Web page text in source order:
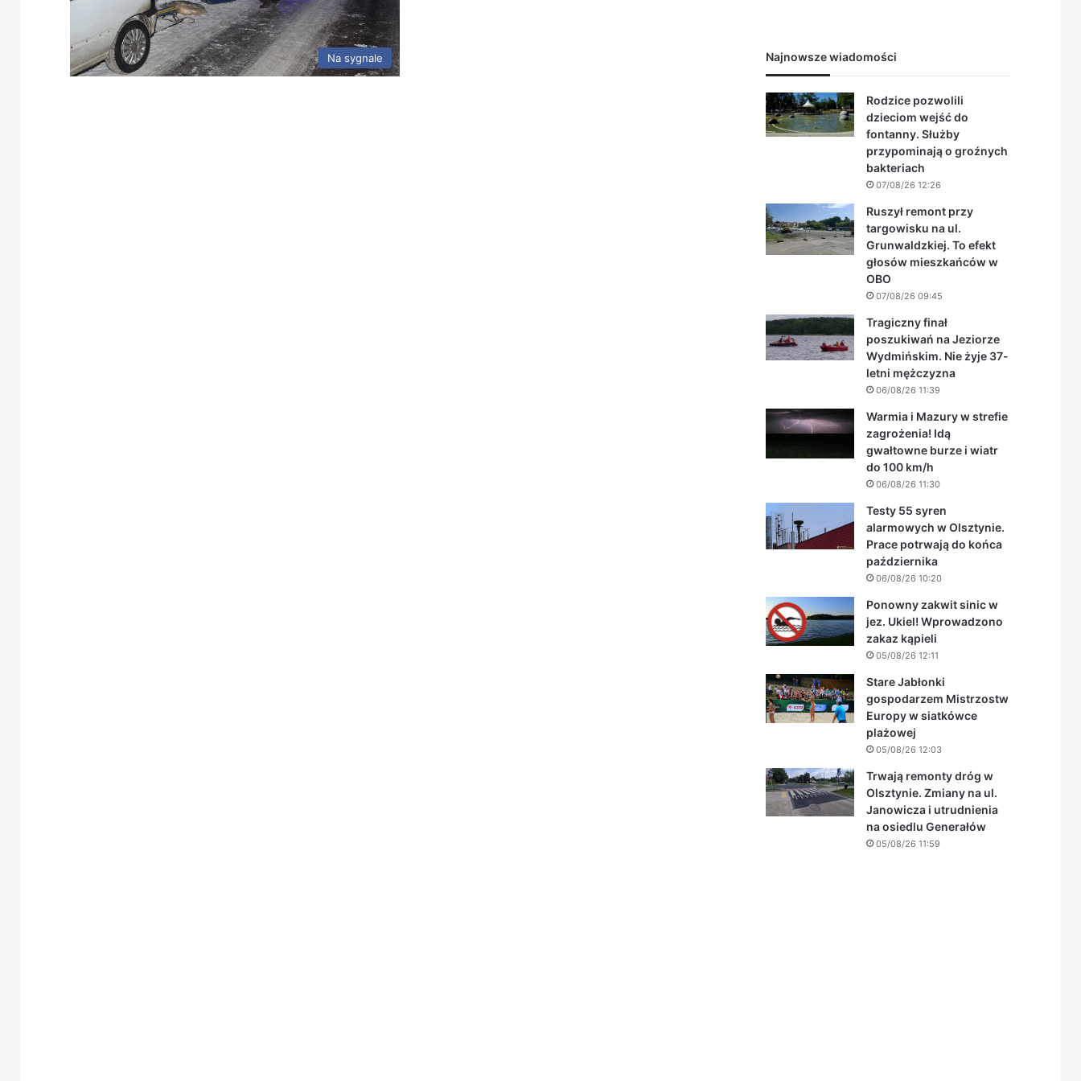
Na sygnale Najnowsze wiadomości
Rodzice pozwolili
dzieciom wejść do
fontanny. Służby
przypominają o groźnych
bakteriach
07/08/26 12:26
Ruszył remont przy
targowisku na ul.
Grunwaldzkiej. To efekt
głosów mieszkańców w
OBO
07/08/26 09:45
Tragiczny finał
poszukiwań na Jeziorze
Wydmińskim. Nie żyje 37-
letni mężczyzna
06/08/26 11:39
Warmia i Mazury w strefie
zagrożenia! Idą
gwałtowne burze i wiatr
do 100 km/h
06/08/26 11:30
Testy 55 syren
alarmowych w Olsztynie.
Prace potrwają do końca
października
06/08/26 10:20
Ponowny zakwit sinic w
jez. Ukiel! Wprowadzono
zakaz kąpieli
05/08/26 12:11
Stare Jabłonki
gospodarzem Mistrzostw
Europy w siatkówce
plażowej
05/08/26 12:03
Trwają remonty dróg w
Olsztynie. Zmiany na ul.
Janowicza i utrudnienia
na osiedlu Generałów
05/08/26 11:59